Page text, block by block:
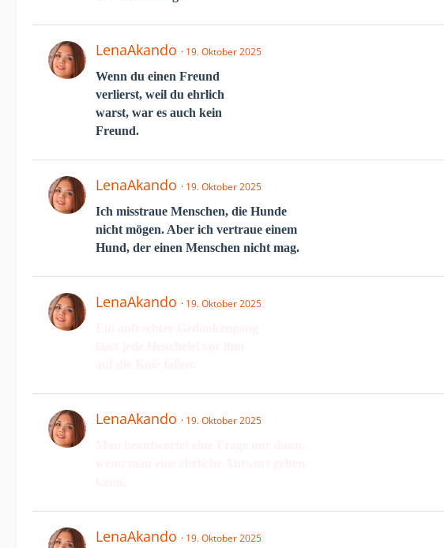
LenaAkando
19. Oktober 2025
Wenn du einen Freund
verlierst, weil du ehrlich
warst, war es auch kein
Freund.
LenaAkando
19. Oktober 2025
Ich misstraue Menschen, die Hunde
nicht mögen. Aber ich vertraue einem
Hund, der einen Menschen nicht mag.
LenaAkando
19. Oktober 2025
LenaAkando
19. Oktober 2025
LenaAkando
19. Oktober 2025